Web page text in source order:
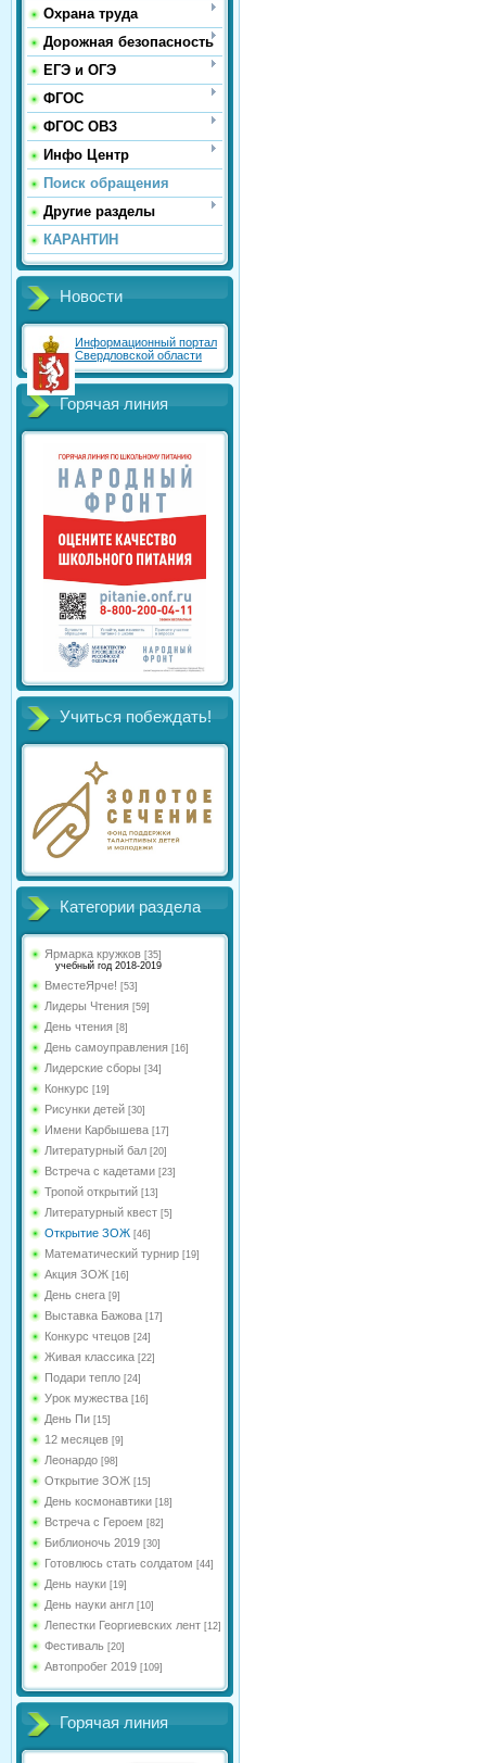
Охрана труда
Дорожная безопасность
ЕГЭ и ОГЭ
ФГОС
ФГОС ОВЗ
Инфо Центр
Поиск обращения
Другие разделы
КАРАНТИН
Новости
Информационный портал
Свердловской области
Горячая линия
Учиться побеждать!
Категории раздела
Ярмарка кружков [35]
учебный год 2018-2019
ВместеЯрче! [53]
Лидеры Чтения [59]
День чтения [8]
День самоуправления [16]
Лидерские сборы [34]
Конкурс [19]
Рисунки детей [30]
Имени Карбышева [17]
Литературный бал [20]
Встреча с кадетами [23]
Тропой открытий [13]
Литературный квест [5]
Открытие ЗОЖ [46]
Математический турнир [19]
Акция ЗОЖ [16]
День снега [9]
Выставка Бажова [17]
Конкурс чтецов [24]
Живая классика [22]
Подари тепло [24]
Урок мужества [16]
День Пи [15]
12 месяцев [9]
Леонардо [98]
Открытие ЗОЖ [15]
День космонавтики [18]
Встреча с Героем [82]
Библионочь 2019 [30]
Готовлюсь стать солдатом [44]
День науки [19]
День науки англ [10]
Лепестки Георгиевских лент [12]
Фестиваль [20]
Автопробег 2019 [109]
Горячая линия